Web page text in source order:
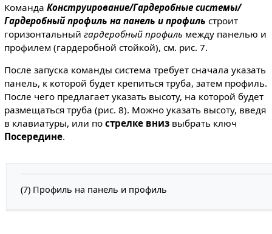
Команда Конструирование/Гардеробные системы/
Гардеробный профиль на панель и профиль строит
горизонтальный гардеробный профиль между панелью и
профилем (гардеробной стойкой), см. рис. 7.
После запуска команды система требует сначала указать
панель, к которой будет крепиться труба, затем профиль.
После чего предлагает указать высоту, на которой будет
размещаться труба (рис. 8). Можно указать высоту, введя
в клавиатуры, или по стрелке внизвыбрать ключ
Посередине.
(7) Профиль на панель и профиль